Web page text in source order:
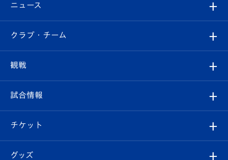
ニュース
すべて
クラブ
試合情報
クラブ・チーム
クラブ概要
エンブレム紹介
観戦
観戦ルール
はじめての観戦ガイド
試合情報
試合日程/結果
チケット
チケット
グッズ